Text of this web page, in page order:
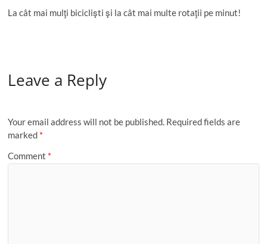
La cât mai mulţi biciclişti şi la cât mai multe rotaţii pe minut!
Leave a Reply
Your email address will not be published. Required fields are
marked *
Comment *